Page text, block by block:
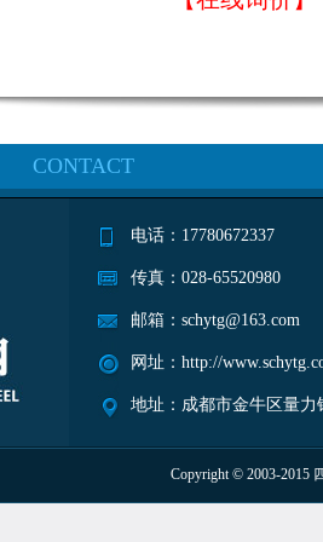
CONTACT
电话：17780672337
传真：028-65520980
邮箱：schytg@163.com
网址：http://
地址：成都市金牛区量力
Copyright © 2003-2015